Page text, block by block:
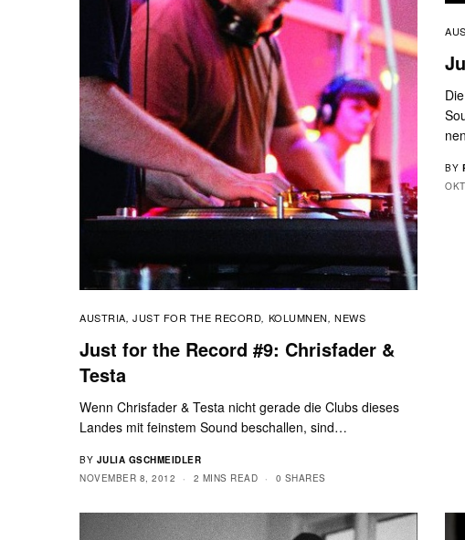
AUSTRIA, JUST FOR THE RECORD, KOLUMNEN ,NEWS
Just for the Record #9: Chrisfader &
Testa
Wenn Chrisfader & Testa nicht gerade die Clubs dieses
Landes mit feinstem Sound beschallen, sind…
BY JULIA GSCHMEIDLER
NOVEMBER 8, 2012
2 MINS READ 0 SHARES
BY